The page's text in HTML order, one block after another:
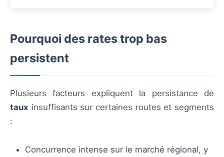
Pourquoi des rates trop bas
persistent
Plusieurs facteurs expliquent la persistance de
taux insuffisants sur certaines routes et segments
:
Concurrence intense sur le marché régional, y